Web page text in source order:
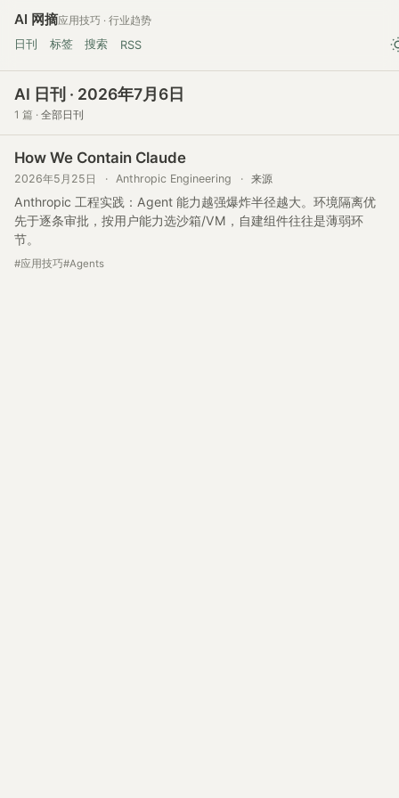
AI 网摘应用技巧 · 行业趋势
日刊 标签 搜索 RSS
AI 日刊 · 2026年7月6日
1 篇 · 全部日刊
How We Contain Claude
2026年5月25日 · Anthropic Engineering · 来源
Anthropic 工程实践：Agent 能力越强爆炸半径越大。环境隔离优
先于逐条审批，按用户能力选沙箱/VM，自建组件往往是薄弱环
节。
#应用技巧#Agents